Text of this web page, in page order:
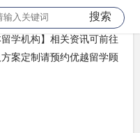
搜索
高端英本留学机构!】相
学机构】相关资讯可前往
案定制请预约优越留学顾